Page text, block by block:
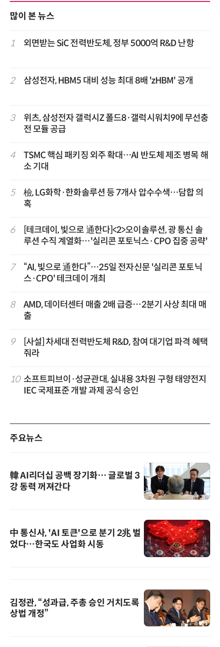
많이 본 뉴스
1 외면받는 SiC 전력반도체, 정부 5000억 R&D 난항
2 삼성전자, HBM5 대비 성능 최대 8배 'zHBM' 공개
3
위츠, 삼성전자 갤럭시Z 폴드8·갤럭시워치9에 무선충
전 모듈 공급
4
TSMC 핵심 패키징 외주 확대…AI 반도체 제조 병목 해
소 기대
5
檢, LG화학·한화솔루션 등 7개사 압수수색…담합 의
혹
6
[테크데이, 빛으로 通한다]<2>오이솔루션, 광 통신 솔
루션 수직 계열화…'실리콘 포토닉스·CPO 집중 공략'
7
“AI, 빛으로 通한다”…25일 전자신문 '실리콘 포토닉
스·CPO' 테크데이 개최
8
AMD, 데이터센터 매출 2배 급증…2분기 사상 최대 매
출
9
[사설] 차세대 전력반도체 R&D, 참여 대기업 파격 혜택
줘라
10 소프트피브이·성균관대, 실내용 3차원 구형 태양전지
IEC 국제표준 개발 과제 공식 승인
주요뉴스
韓 AI리더십 공백 장기화… 글로벌 3
강 동력 꺼져간다
中 통신사, 'AI 토큰'으로 분기 2兆 벌
었다…한국도 사업화 시동
김정관, “성과급, 주총 승인 거치도록
상법 개정”